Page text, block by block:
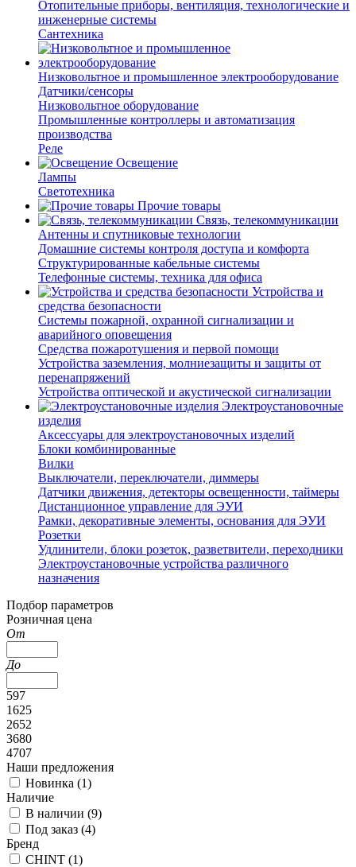
Отопительные приборы, вентиляция, технологические и
инженерные системы
Сантехника
Низковольтное и промышленное электрооборудование
Датчики/сенсоры
Низковольтное оборудование
Промышленные контроллеры и автоматизация
производства
Реле
Освещение
Лампы
Светотехника
Прочие товары
Связь, телекоммуникации
Антенны и спутниковые технологии
Домашние системы контроля доступа и комфорта
Структурированные кабельные системы
Телефонные системы, техника для офиса
Устройства и
средства безопасности
Системы пожарной, охранной сигнализации и
аварийного оповещения
Средства пожаротушения и первой помощи
Устройства заземления, молниезащиты и защиты от
перенапряжений
Устройства оптической и акустической сигнализации
Электроустановочные
изделия
Аксессуары для электроустановочных изделий
Блоки комбинированные
Вилки
Выключатели, переключатели, диммеры
Датчики движения, детекторы освещенности, таймеры
Дистанционное управление для ЭУИ
Рамки, декоративные элементы, основания для ЭУИ
Розетки
Удлинители, блоки розеток, разветвители, переходники
Электроустановочные устройства различного
назначения
Подбор параметров
Розничная цена
От
До
597
1625
2652
3680
4707
Наши предложения
Новинка (1)
Наличие
В наличии (9)
Под заказ (4)
Бренд
CHINT (1)